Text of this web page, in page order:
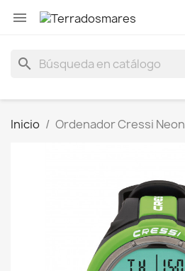

search
Inicio Ordenador Cressi Neon